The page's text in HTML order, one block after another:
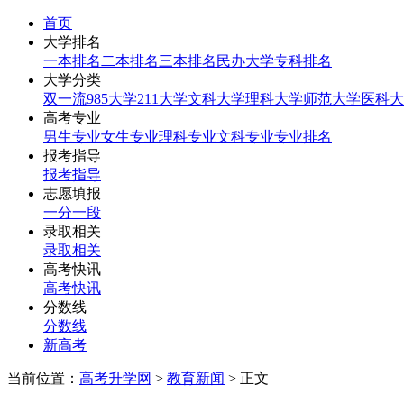
首页
大学排名
一本排名 二本排名三本排名 民办大学专科排名
大学分类
双一流985大学211大学文科大学理科大学师范大学医科
高考专业
男生专业女生专业理科专业文科专业专业排名
报考指导
报考指导
志愿填报
一分一段
录取相关
录取相关
高考快讯
高考快讯
分数线
分数线
新高考
当前位置： 高考升学网 > 教育新闻 > 正文